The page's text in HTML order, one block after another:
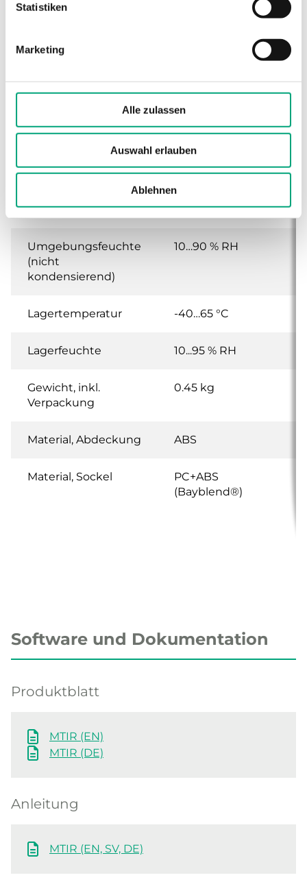
Statistiken
Marketing
Alle zulassen
Auswahl erlauben
Ablehnen
Flüssigkeitsgefüllte
Messelement
AC
Geräteklasse Klasse I
Schutzart IP65
Umgebungsfeuchte
(nicht
kondensierend)
10…90 % RH
Lagertemperatur -40…65 °C
Lagerfeuchte 10...95 % RH
Gewicht, inkl.
Verpackung
0.45 kg
Material, Abdeckung ABS
Material, Sockel
PC+ABS
(Bayblend®)
Software und Dokumentation
Produktblatt
MTIR (EN)
MTIR (DE)
Anleitung
MTIR (EN, SV, DE)